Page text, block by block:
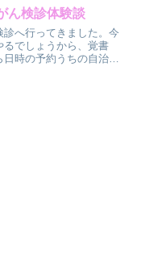
回どうだったっけと思
ので...
ん検診体験談
診へ行ってきました。今
るでしょうから、覚書
日時の予約うちの自治体